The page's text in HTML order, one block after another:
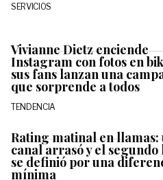
SERVICIOS
Vivianne Dietz enciende
Instagram con fotos en
sus fans lanzan una
que sorprende a todos
TENDENCIA
Rating matinal en llamas:
canal arrasó y el
se definió por una
mínima